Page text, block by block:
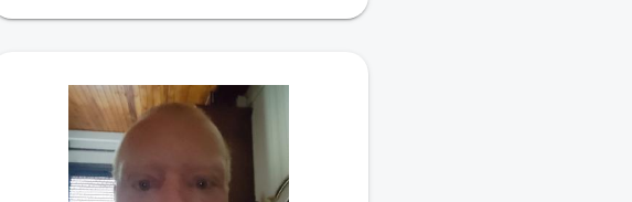
J'aimerais rencontrer quelqu'un de sincère
vie mais pas tout seul... Peut-être avec toi